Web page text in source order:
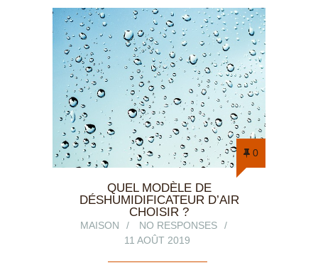
0
QUEL MODÈLE DE
DÉSHUMIDIFICATEUR D’AIR
CHOISIR ?
MAISON
NO RESPONSES
11 AOÛT 2019